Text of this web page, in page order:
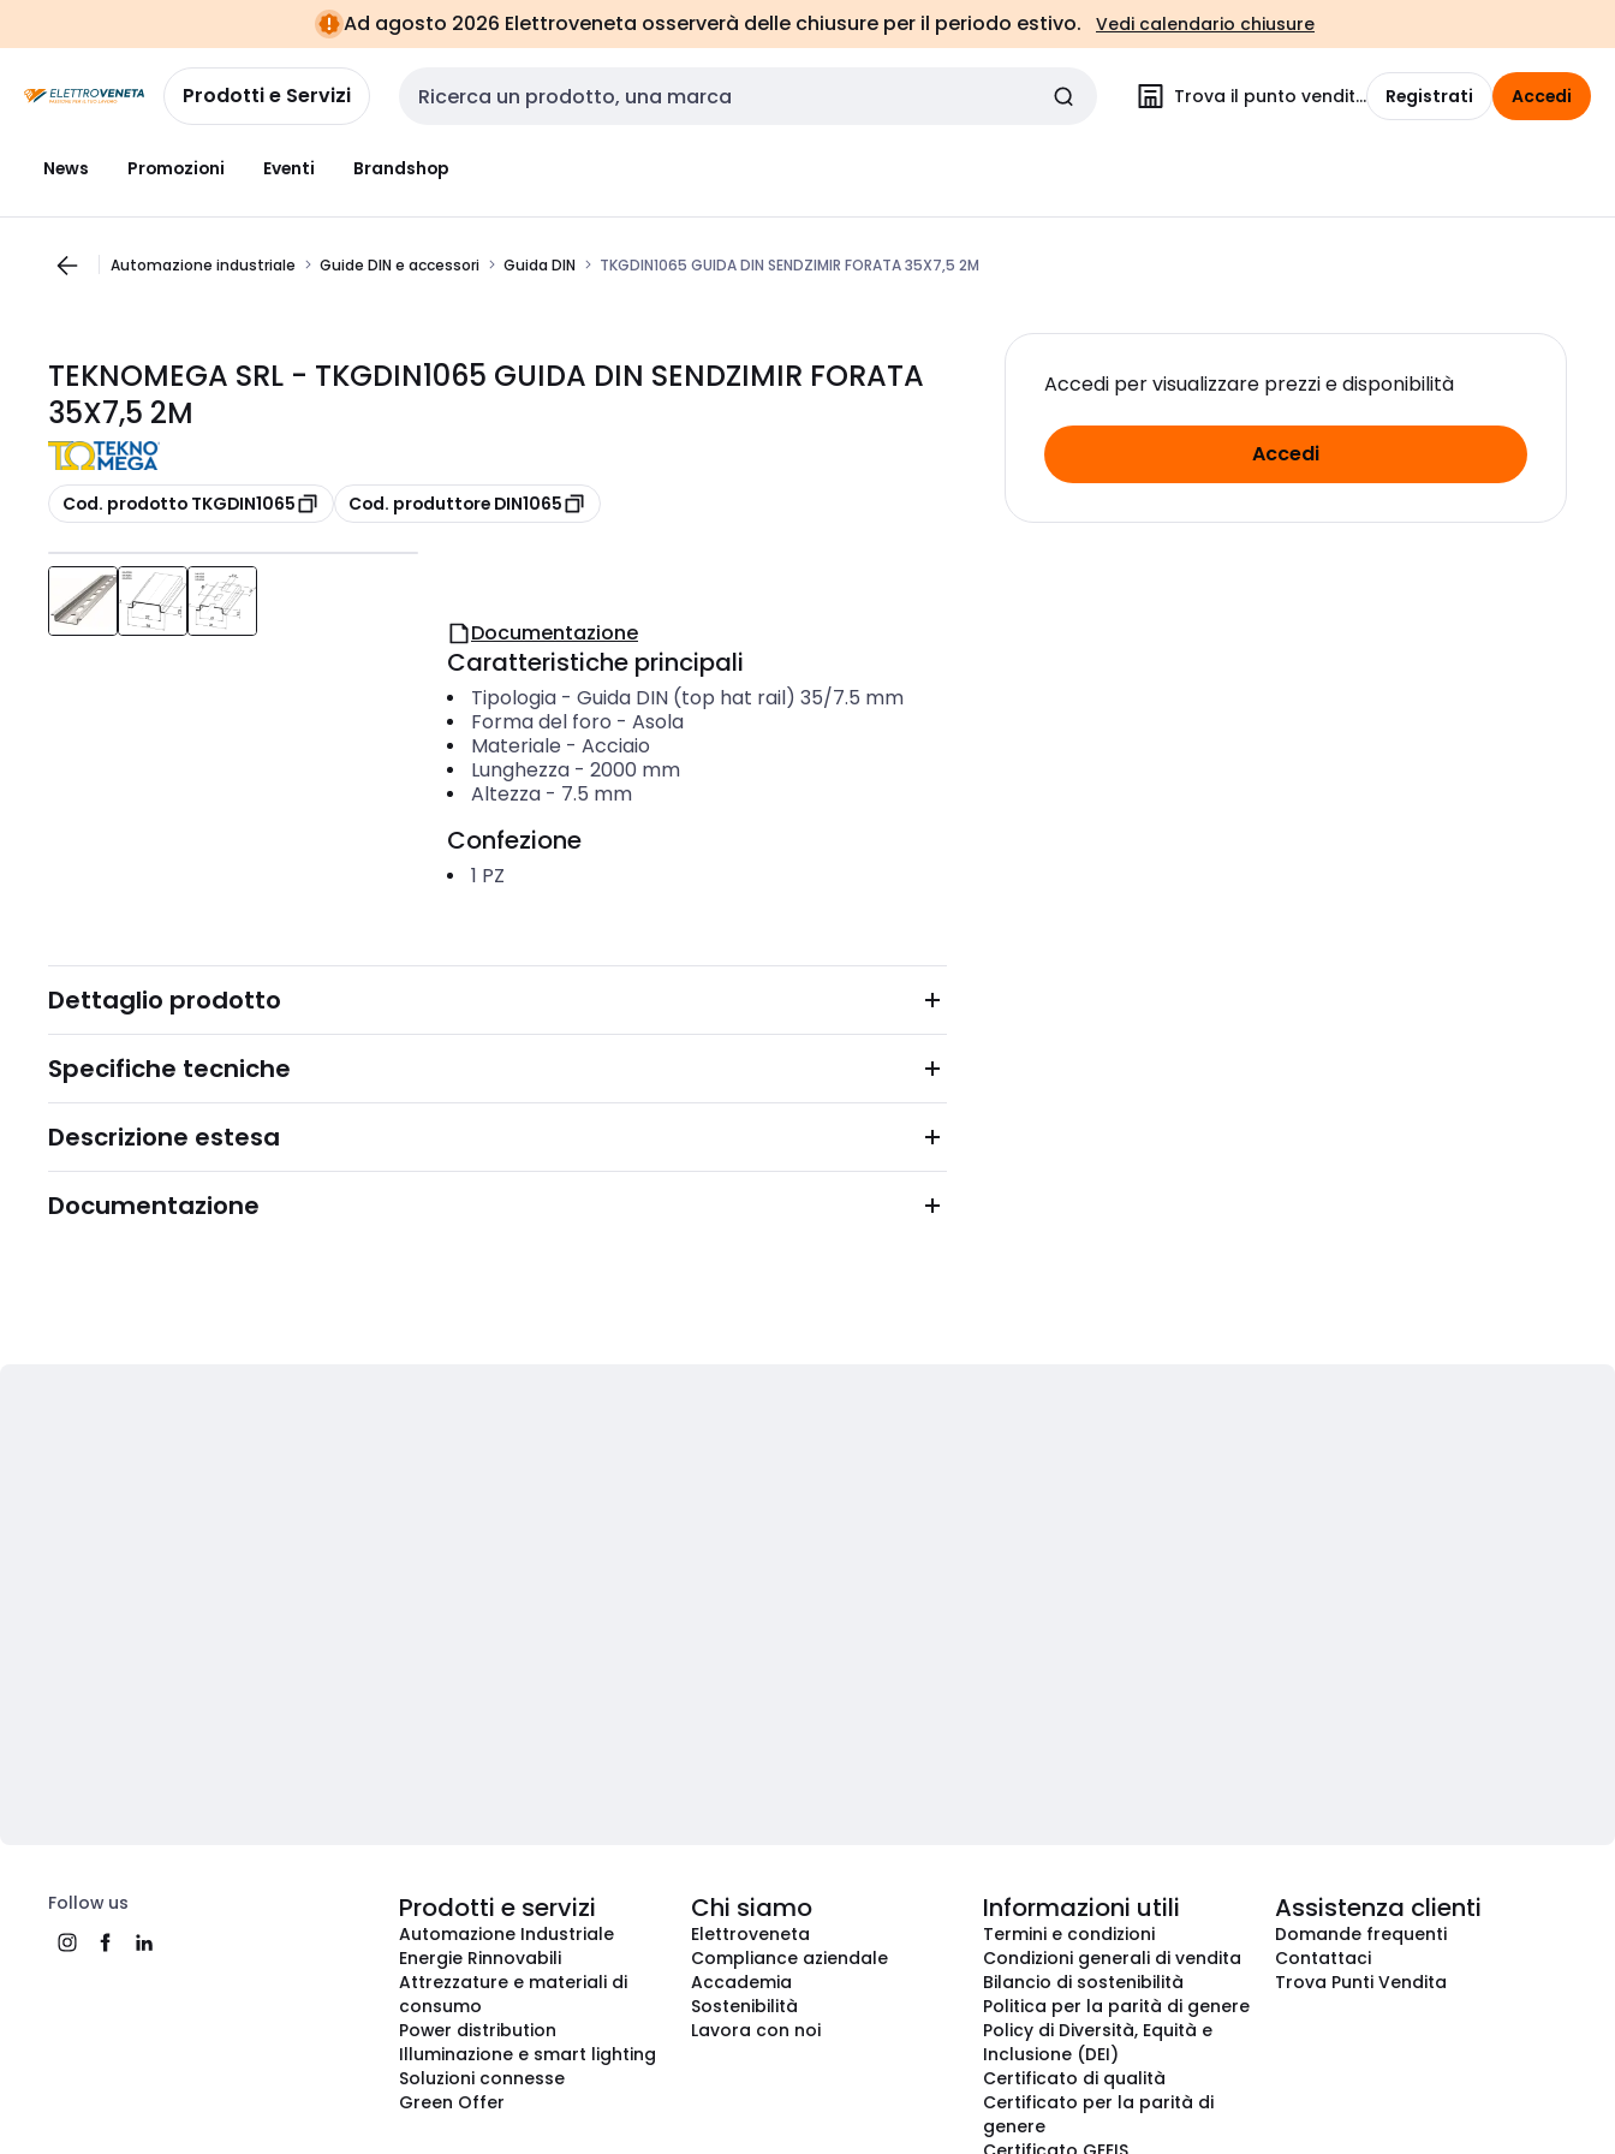
navigazionealla
pagina
Ad agosto 2026 Elettroveneta osserverà delle chiusure per il periodo estivo. Vedi calendario chiusure
Prodotti e Servizi Cerca input Trova il punto vendita Registrati Accedi
News Promozioni Eventi Brandshop
Automazione industriale Guide DIN e accessori Guida DIN TKGDIN1065 GUIDA DIN SENDZIMIR FORATA 35X7,5 2M
TEKNOMEGA SRL - TKGDIN1065 GUIDA DIN SENDZIMIR FORATA
35X7,5 2M
copia
Cod. prodotto TKGDIN1065 copia
Cod. produttore DIN1065
Accedi per visualizzare prezzi e disponibilità
Accedi
Documentazione
Caratteristiche principali
Tipologia- Guida DIN (top hat rail) 35/7.5 mm
Forma del foro - Asola
Materiale - Acciaio
Lunghezza- 2000 mm
Altezza- 7.5 mm
Confezione
1 PZ
Dettaglio prodotto
Specifiche tecniche
Descrizione estesa
Documentazione
Follow us Prodotti e servizi
Automazione Industriale
Energie Rinnovabili
Attrezzature e materiali di
consumo
Power distribution
Illuminazione e smart lighting
Soluzioni connesse
Green Offer
Chi siamo
Elettroveneta
Compliance aziendale
Accademia
Sostenibilità
Lavora con noi
Informazioni utili
Termini e condizioni
Condizioni generali di vendita
Bilancio di sostenibilità
Politica per la parità di genere
Policy di Diversità, Equità e
Inclusione (DEI)
Certificato di qualità
Certificato per la parità di
genere
Assistenza clienti
Domande frequenti
Contattaci
Trova Punti Vendita